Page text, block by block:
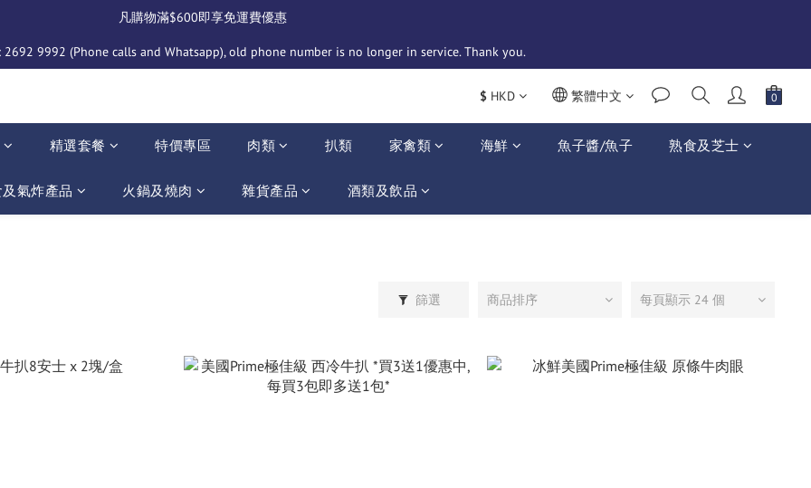
凡購物滿$600即享免運費優惠
2692 9992 (Phone calls and Whatsapp), old phone number is no longer in service. Thank you.
$ HKD 繁體中文
精選套餐 特價專區 肉類 扒類 家禽類 海鮮 魚子醬/魚子 熟食及芝士
氣炸產品 火鍋及燒肉 雜貨產品 酒類及飲品
篩選 商品排序 每頁顯示 24 個